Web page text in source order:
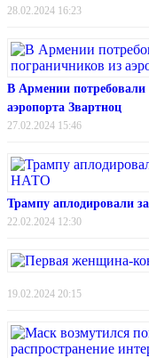
28.02.2024 16:23
В Армении потребовали
аэропорта Звартноц
27.02.2024 15:46
Трампу аплодировали
22.02.2024 12:30
19.02.2024 20:15